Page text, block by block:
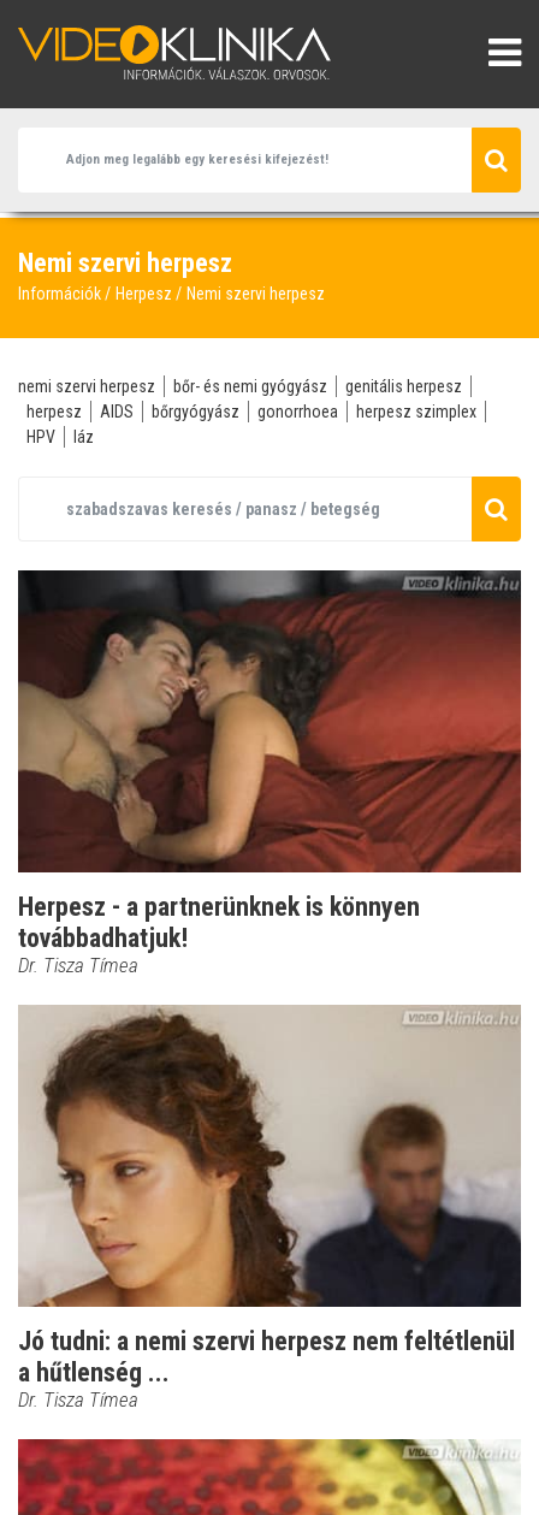
Nemi szervi herpesz
Információk Herpesz Nemi szervi herpesz
nemi szervi herpesz bőr- és nemi gyógyász
genitális herpesz
herpesz
AIDS bőrgyógyász gonorrhoea
herpesz szimplex
HPV
láz
Herpesz - a partnerünknek is könnyen
továbbadhatjuk!
Dr. Tisza Tímea
Jó tudni: a nemi szervi herpesz nem feltétlenül
a hűtlenség ...
Dr. Tisza Tímea